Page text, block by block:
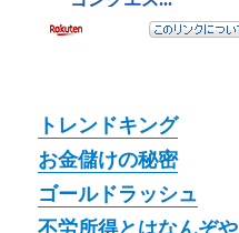
トレンドキング
お金儲けの秘密
ゴールドラッシュ